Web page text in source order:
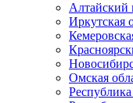
Алтайский
Иркутская
Омская